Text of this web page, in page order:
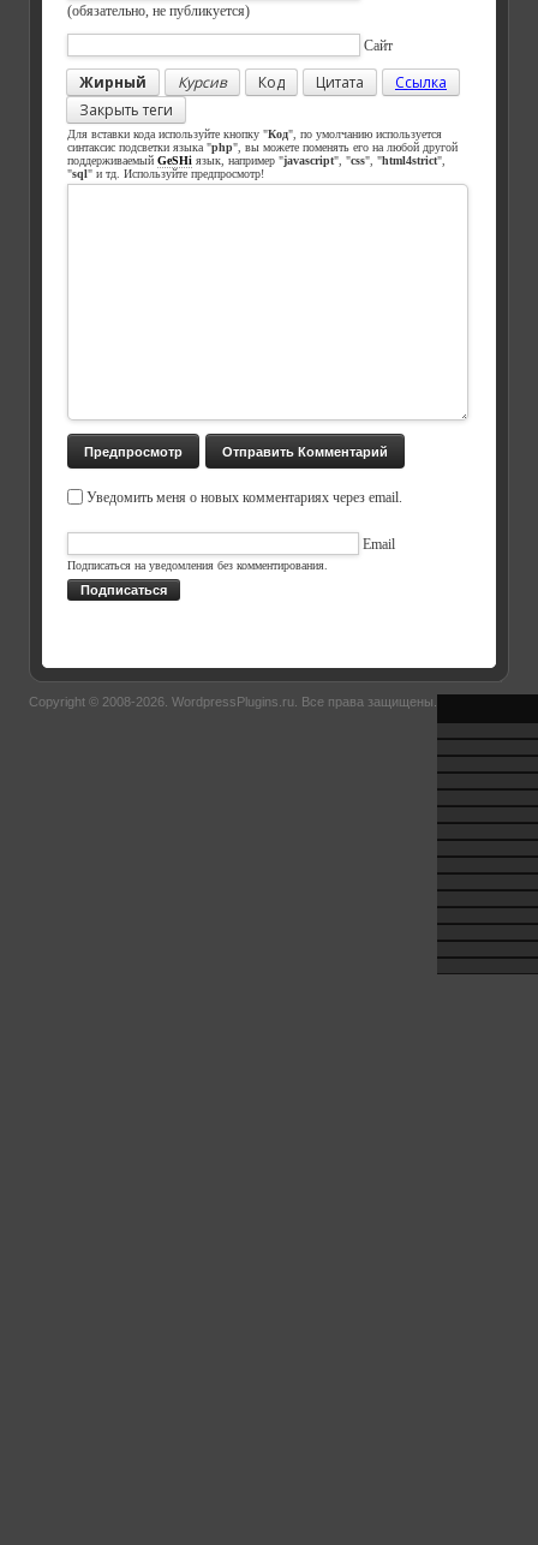
(обязательно, не публикуется)
Сайт
Жирный Курсив Код Цитата
Ссылка
Закрыть теги
Для вставки кода используйте кнопку "Код", по умолчанию используется
синтаксис подсветки языка "php", вы можете поменять его на любой другой
поддерживаемый GeSHi язык, например "javascript", "css", "html4strict",
"sql" и тд. Используйте предпросмотр!
Уведомить меня о новых комментариях через email.
Email
Подписаться на уведомления без комментирования.
Подписаться
Copyright © 2008-2026. WordpressPlugins.ru . Все права защищены.